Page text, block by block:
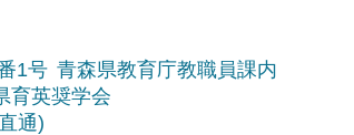
1号 青森県教育庁教職員課内
育英奨学会
通)